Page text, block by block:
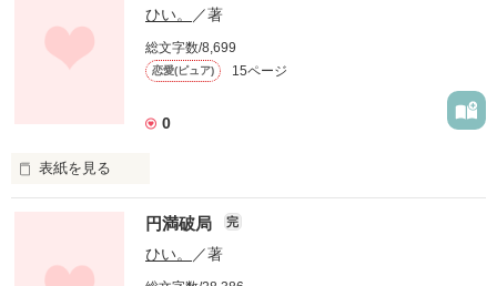
*表紙作成…20160523
*執筆開始…20200315
*更新開始…20200510
＊
優しくさせて、騙して、恋人のふりをして、
*表紙作成…20170706
*執筆開始…20170812
*執筆終了…20170815
まっすぐ女子高生
○
わたしたちは、思春期中なの。
君のことを怖がらないで
ひい。 ／著
総文字数/8,699
恋愛(ピュア) 15ページ
0
表紙を見る
唇が触れたところに
違う唇が触れること
円満破局 完
ひい。 ／著